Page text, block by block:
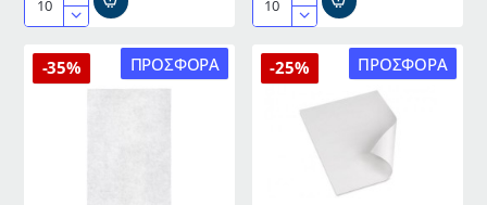
Χαρτί
χωρίς
σχέδιο
Χαρτί
ατύπωτο
19gr
διαστάσεων
35x50cm
ΠΡΟΣΦΟΡΆ
-35% ΠΡΟΣΦΟΡΆ
-25%